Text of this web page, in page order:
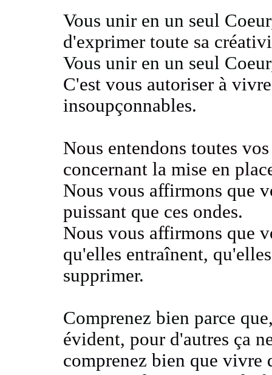
Vous unir en un seul Coeur
d'exprimertoute sa
Vous unir en un seul
C'est vous autoriser à
insoupçonnables.
Nous entendons toutes
concernant la mise en
Nous vous affirmons que
puissant que ces ondes.
Nous vous affirmons que
qu'elles entraînent,
supprimer.
Comprenez bien parce
évident, pour d'autres ça
comprenez bien que vivre